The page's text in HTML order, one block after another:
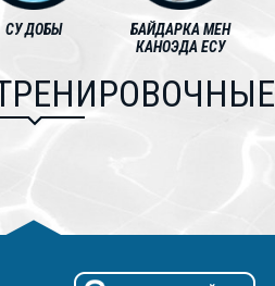
СУ ДОБЫ
БАЙДАРКА МЕН
КАНОЭДА ЕСУ